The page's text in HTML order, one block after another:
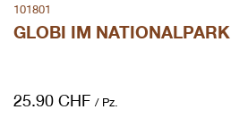
25.90 CHF / Pz.
101801
GLOBI IM NATIONALPARK